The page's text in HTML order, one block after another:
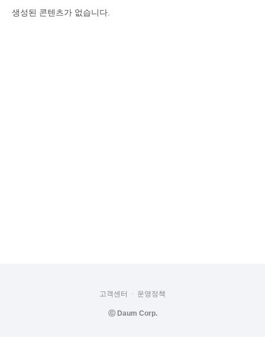
생성된 콘텐츠가 없습니다.
고객센터 운영정책
ⓒ Daum Corp.